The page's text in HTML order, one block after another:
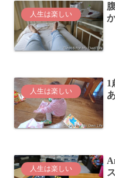
人生は楽しい
人生は楽しい
1
人生は楽しい